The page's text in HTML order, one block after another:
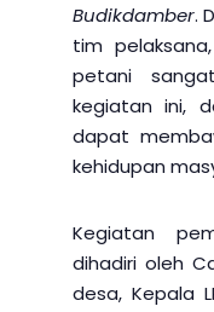
Budikdamber.
tim
petani
kegiatan ini,
dapat
kehidupan
Kegiatan
dihadiri oleh
desa, Kepala